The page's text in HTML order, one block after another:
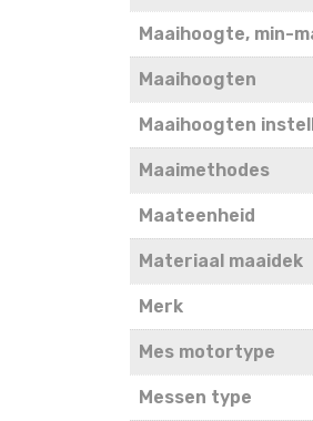
Maaihoogte, min-
Maaihoogten
Maaihoogten
Maaimethodes
Maateenheid
Materiaal maaidek
Merk
Mes motortype
Messen type